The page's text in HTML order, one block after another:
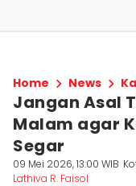
Home News
Jangan Asal
Malam agar
Segar
09 Mei 2026, 13:00 WIB
Lathiva R. Faisol